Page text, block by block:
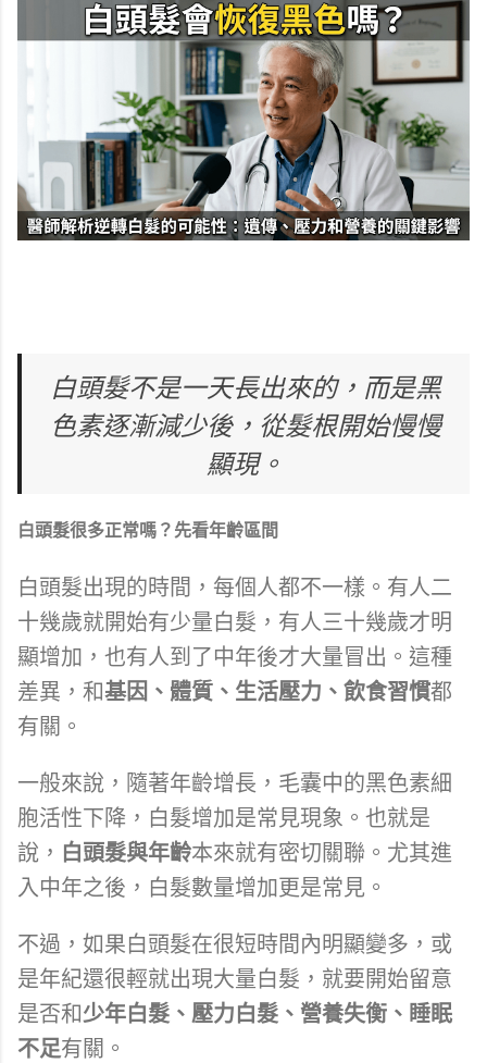
白頭髮不是一天長出來的，而是黑
色素逐漸減少後，從髮根開始慢慢
顯現。
白頭髮很多正常嗎？先看年齡區間
白頭髮出現的時間，每個人都不一樣。有人二
十幾歲就開始有少量白髮，有人三十幾歲才明
顯增加，也有人到了中年後才大量冒出。這種
差異，和基因、體質、生活壓力、飲食習慣都
有關。
一般來說，隨著年齡增長，毛囊中的黑色素細
胞活性下降，白髮增加是常見現象。也就是
說， 白頭髮與年齡本來就有密切關聯。尤其進
入中年之後，白髮數量增加更是常見。
不過，如果白頭髮在很短時間內明顯變多，或
是年紀還很輕就出現大量白髮，就要開始留意
是否和少年白髮、壓力白髮、營養失衡、睡眠
不足有關。